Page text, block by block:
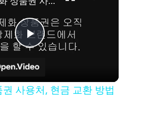
P
사용처, 현금 교환 방법